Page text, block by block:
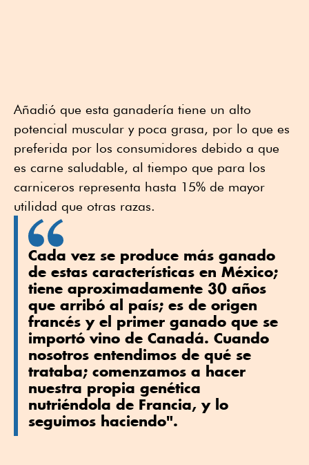
Añadió que esta ganadería tiene un alto
potencial muscular y poca grasa, por lo que es
preferida por los consumidores debido a que
es carne saludable, al tiempo que para los
carniceros representa hasta 15% de mayor
utilidad que otras razas.
Cada vez se produce más ganado
de estas características en México;
tiene aproximadamente 30 años
que arribó al país; es de origen
francés y el primer ganado que se
importó vino de Canadá. Cuando
nosotros entendimos de qué se
trataba; comenzamos a hacer
nuestra propia genética
nutriéndola de Francia, y lo
seguimos haciendo".